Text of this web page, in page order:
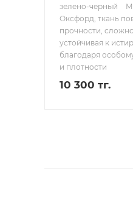
зелено-черный
Оксфорд, ткань
прочности,
устойчивая к
благодаря
и плотности
10 300 тг.